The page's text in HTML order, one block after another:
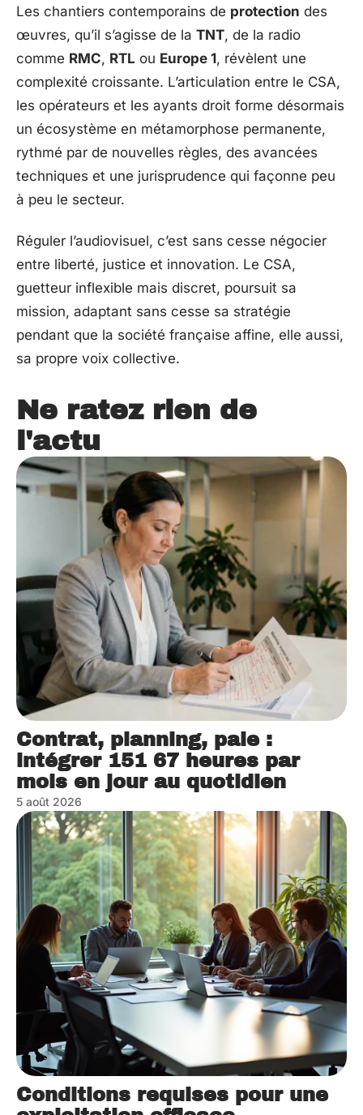
Les chantiers contemporains de protection des
œuvres, qu’il s’agisse de la TNT, de la radio
comme RMC, RTL ou Europe 1, révèlent une
complexité croissante. L’articulation entre le CSA,
les opérateurs et les ayants droit forme désormais
un écosystème en métamorphose permanente,
rythmé par de nouvelles règles, des avancées
techniques et une jurisprudence qui façonne peu
à peu le secteur.
Réguler l’audiovisuel, c’est sans cesse négocier
entre liberté, justice et innovation. Le CSA,
guetteur inflexible mais discret, poursuit sa
mission, adaptant sans cesse sa stratégie
pendant que la société française affine, elle aussi,
sa propre voix collective.
Ne ratez rien de
l'actu
Contrat, planning, paie :
intégrer 151 67 heures par
mois en jour au quotidien
5 août 2026
Conditions requises pour une